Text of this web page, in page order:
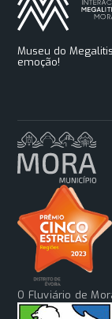
Museu do
emoção!
O Fluviário de